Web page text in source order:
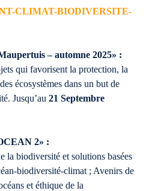
CLIMAT-BIODIVERSITE-
– automne 2025» :
qui favorisent la protection, la
écosystèmes dans un but de
Jusqu’au 21 Septembre
2» :
la biodiversité et solutions basées
biodiversité-climat ; Avenirs de
et éthique de la